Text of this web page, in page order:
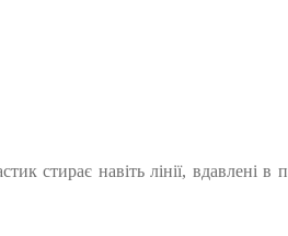
стирає навіть лінії, вдавлені